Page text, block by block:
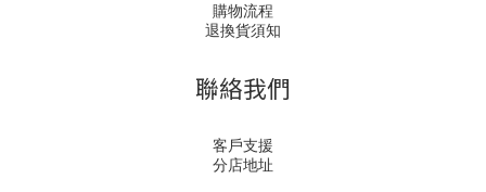
購物流程
退換貨須知
聯絡我們
客戶支援
分店地址